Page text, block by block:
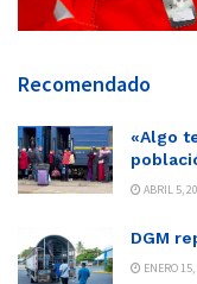
Recomendado
«Algo
ABRIL 5,
DGM
ENERO